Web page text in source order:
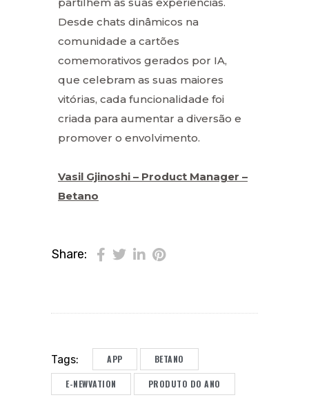
Desde chats dinâmicos na
comunidade a cartões
comemorativos gerados por IA,
que celebram as suas maiores
vitórias, cada funcionalidade foi
criada para aumentar a diversão e
promover o envolvimento.
Vasil Gjinoshi – Product Manager –
Betano
Share:
Tags: APP BETANO
E-NEWVATION PRODUTO DO ANO